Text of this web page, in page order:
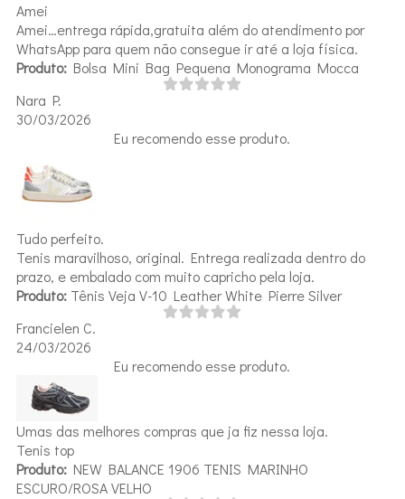
Amei
Amei…entrega rápida,gratuita além do atendimento por
WhatsApp para quem não consegue ir até a loja física.
Produto:Bolsa Mini Bag Pequena Monograma Mocca
Nara P.
30/03/2026
Eu recomendo esse produto.
Tudo perfeito.
Tenis maravilhoso, original. Entrega realizada dentro do
prazo, e embalado com muito capricho pela loja.
Produto:Tênis Veja V-10 Leather White Pierre Silver
Francielen C.
24/03/2026
Eu recomendo esse produto.
Umas das melhores compras que ja fiz nessa loja.
Tenis top
Produto:NEW BALANCE 1906 TENIS MARINHO
ESCURO/ROSA VELHO